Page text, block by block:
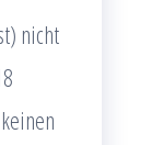
nicht